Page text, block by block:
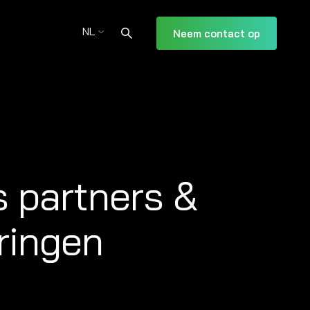
NL Neem contact op
partners &